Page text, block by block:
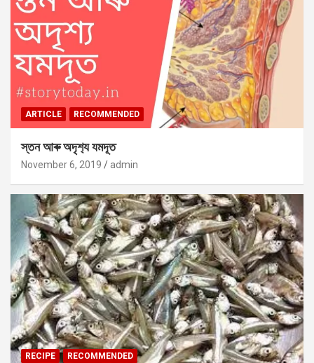
ARTICLE RECOMMENDED
স্তন আৰু অদৃশ‍্য যমদূত
November 6, 2019 admin
RECIPE RECOMMENDED